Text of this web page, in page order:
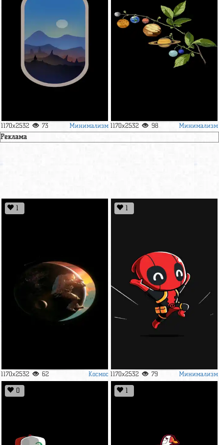
1170x2532 73 Минимализм 1170x2532 98 Минимализм
Реклама
1
1170x2532 62 Космос
1
1170x2532 79 Минимализм
0 1